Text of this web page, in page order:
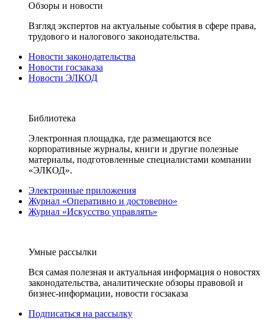
Обзоры и новости
Взгляд экспертов на актуальные события в сфере права,
трудового и налогового законодательства.
Новости законодательства
Новости госзаказа
Новости ЭЛКОД
Библиотека
Электронная площадка, где размещаются все
корпоративные журналы, книги и другие полезные
материалы, подготовленные специалистами компании
«ЭЛКОД».
Электронные приложения
Журнал «Оперативно и достоверно»
Журнал «Искусство управлять»
Умные рассылки
Вся самая полезная и актуальная информация о новостях
законодательства, аналитические обзоры правовой и
бизнес-информации, новости госзаказа
Подписаться на рассылку